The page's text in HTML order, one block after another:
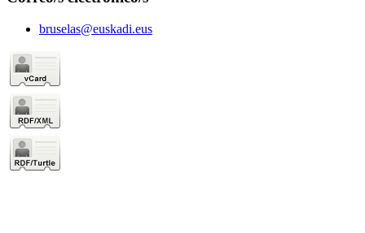
bruselas@euskadi.eus